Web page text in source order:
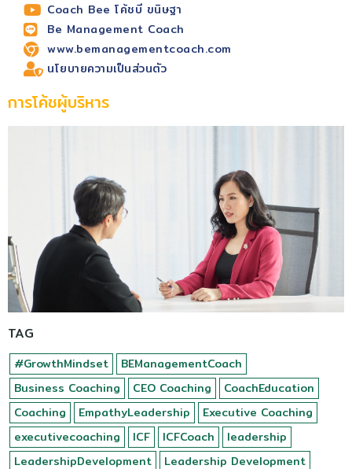
Coach Bee โค้ชบี ขนิษฐา
Be Management Coach
www.bemanagementcoach.com
นโยบายความเป็นส่วนตัว
การโค้ชผู้บริหาร
TAG
#GrowthMindset
BEManagementCoach
Business Coaching
CEO Coaching
CoachEducation
Coaching
EmpathyLeadership
Executive Coaching
executivecoaching
ICF ICFCoach
leadership
LeadershipDevelopment
Leadership Development